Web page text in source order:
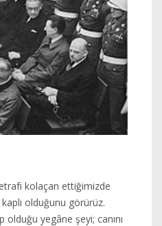
kolaçan ettiğimizde
olduğunu görürüz.
olduğu yegâne şeyi; canını